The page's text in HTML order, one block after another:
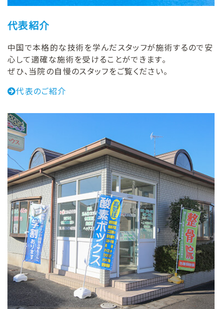
代表紹介
中国で本格的な技術を学んだスタッフが施術するので安
心して適確な施術を受けることができます。
ぜひ、当院の自慢のスタッフをご覧ください。
代表のご紹介